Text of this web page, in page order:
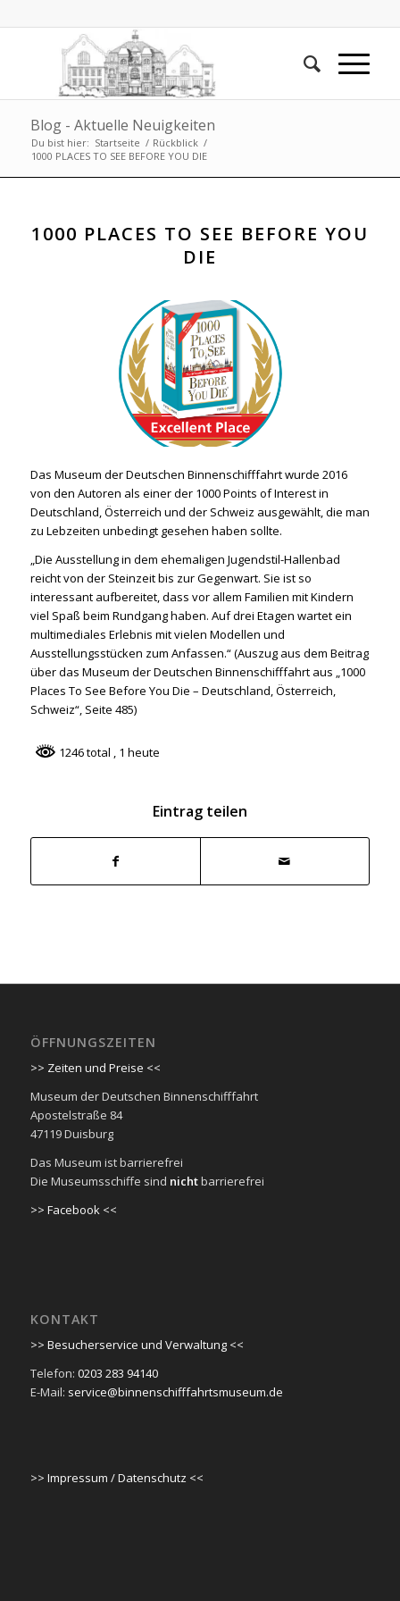
Blog - Aktuelle Neuigkeiten
Du bist hier: Startseite / Rückblick /
1000 PLACES TO SEE BEFORE YOU DIE
1000 PLACES TO SEE BEFORE YOU
DIE
Das Museum der Deutschen Binnenschifffahrt wurde 2016
von den Autoren als einer der 1000 Points of Interest in
Deutschland, Österreich und der Schweiz ausgewählt, die man
zu Lebzeiten unbedingt gesehen haben sollte.
„Die Ausstellung in dem ehemaligen Jugendstil-Hallenbad
reicht von der Steinzeit bis zur Gegenwart. Sie ist so
interessant aufbereitet, dass vor allem Familien mit Kindern
viel Spaß beim Rundgang haben. Auf drei Etagen wartet ein
multimediales Erlebnis mit vielen Modellen und
Ausstellungsstücken zum Anfassen.“ (Auszug aus dem Beitrag
über das Museum der Deutschen Binnenschifffahrt aus „1000
Places To See Before You Die – Deutschland, Österreich,
Schweiz“, Seite 485)
1246 total , 1 heute
Eintrag teilen
ÖFFNUNGSZEITEN
>> Zeiten und Preise <<
Museum der Deutschen Binnenschifffahrt
Apostelstraße 84
47119 Duisburg
Das Museum ist barrierefrei
Die Museumsschiffe sind nichtbarrierefrei
>> Facebook <<
KONTAKT
>> Besucherservice und Verwaltung <<
Telefon: 0203 283 94140
E-Mail: service@binnenschifffahrtsmuseum.de
>> Impressum / Datenschutz <<